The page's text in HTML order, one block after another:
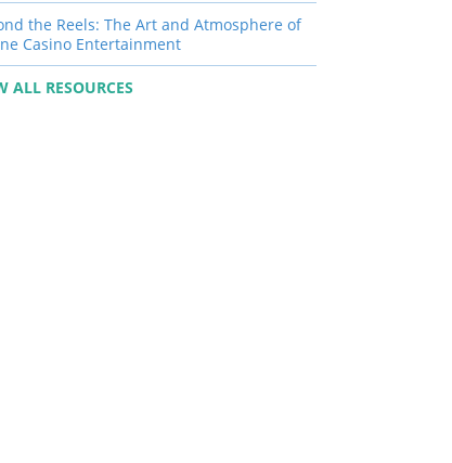
the Reels: The Art and Atmosphere of
Casino Entertainment
ALL RESOURCES